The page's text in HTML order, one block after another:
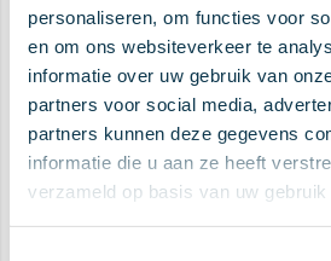
personaliseren, om functies voor
en om ons websiteverkeer te
informatie over uw gebruik van
partners voor social media,
partners kunnen deze gegevens
informatie die u aan ze heeft
verzameld op basis van uw
AANMELDEN